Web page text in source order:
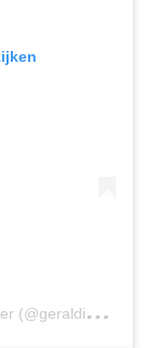
E
en bericht gedeeld door Geraldine Kemper (@geraldine_kemper)